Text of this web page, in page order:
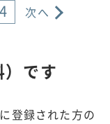
4 次へ
です
登録された方の